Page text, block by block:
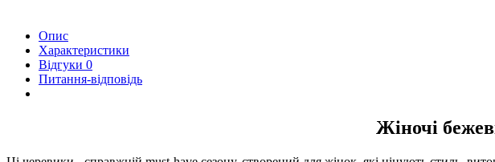
Опис
Характеристики
Відгуки 0
Питання-відповідь
Жіночі